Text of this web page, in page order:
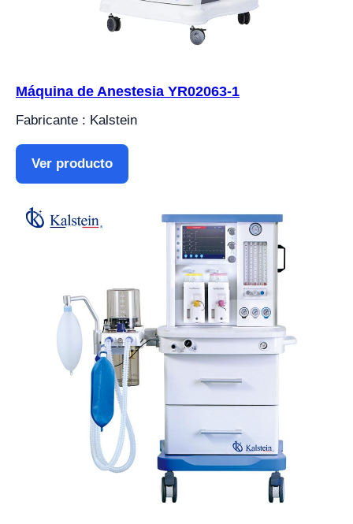
Máquina de Anestesia YR02063-1
Fabricante : Kalstein
Ver producto